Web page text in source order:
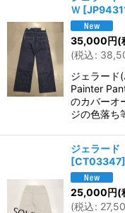
Ｗ [
35,000円(
(税込:
ジェラード
Painter
のカバーオ
ジの色落ち
ジェラー
[CT03347]
25,000円(
(税込: